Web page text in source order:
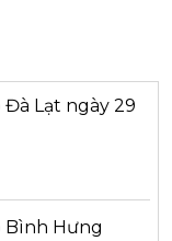
Lạt ngày 29
Hưng